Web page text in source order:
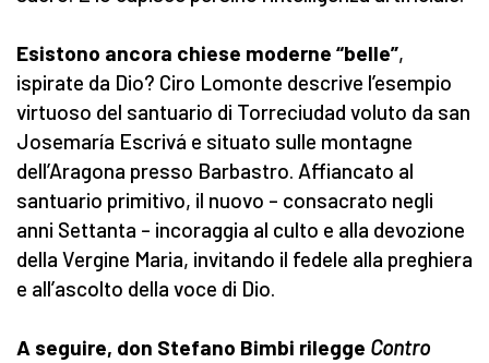
Esistono ancora chiese moderne “belle”,
ispirate da Dio? Ciro Lomonte descrive l’esempio
virtuoso del santuario di Torreciudad voluto da san
Josemaría Escrivá e situato sulle montagne
dell’Aragona presso Barbastro. Affiancato al
santuario primitivo, il nuovo – consacrato negli
anni Settanta – incoraggia al culto e alla devozione
della Vergine Maria, invitando il fedele alla preghiera
e all’ascolto della voce di Dio.
A seguire, don Stefano Bimbi rilegge Contro